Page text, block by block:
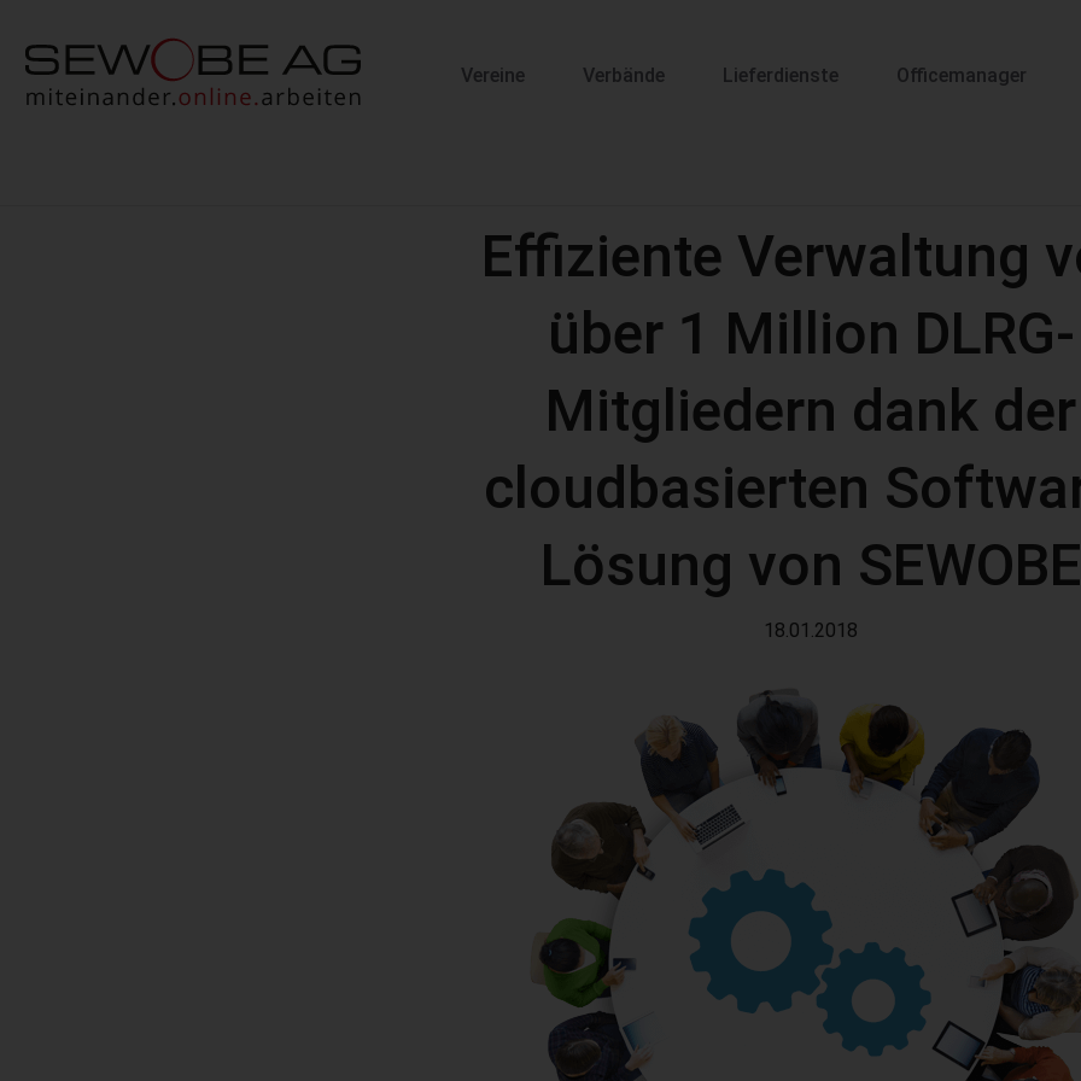
Vereine Verbände Lieferdienste Officemanager
Effiziente Verwaltung
über 1 Million DLRG-
Mitgliedern dank der
cloudbasierten
Lösung von SEWOBE
18.01.2018